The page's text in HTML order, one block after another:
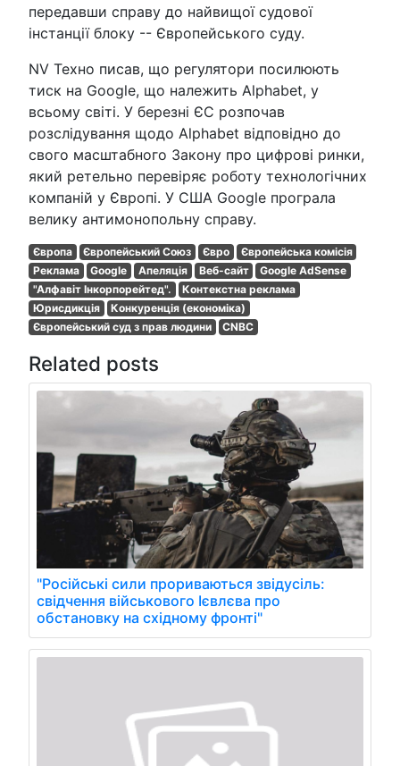
передавши справу до найвищої судової
інстанції блоку -- Європейського суду.
NV Техно писав, що регулятори посилюють
тиск на Google, що належить Alphabet, у
всьому світі. У березні ЄС розпочав
розслідування щодо Alphabet відповідно до
свого масштабного Закону про цифрові ринки,
який ретельно перевіряє роботу технологічних
компаній у Європі. У США Google програла
велику антимонопольну справу.
Європа Європейський Союз Євро
Європейська комісія
Реклама
Google Апеляція Веб-сайт
Google AdSense
"Алфавіт Інкорпорейтед".
Контекстна реклама
Юрисдикція
Конкуренція (економіка)
Європейський суд з прав людини
CNBC
Related posts
"Російські сили прориваються звідусіль:
свідчення військового Ієвлєва про
обстановку на східному фронті"